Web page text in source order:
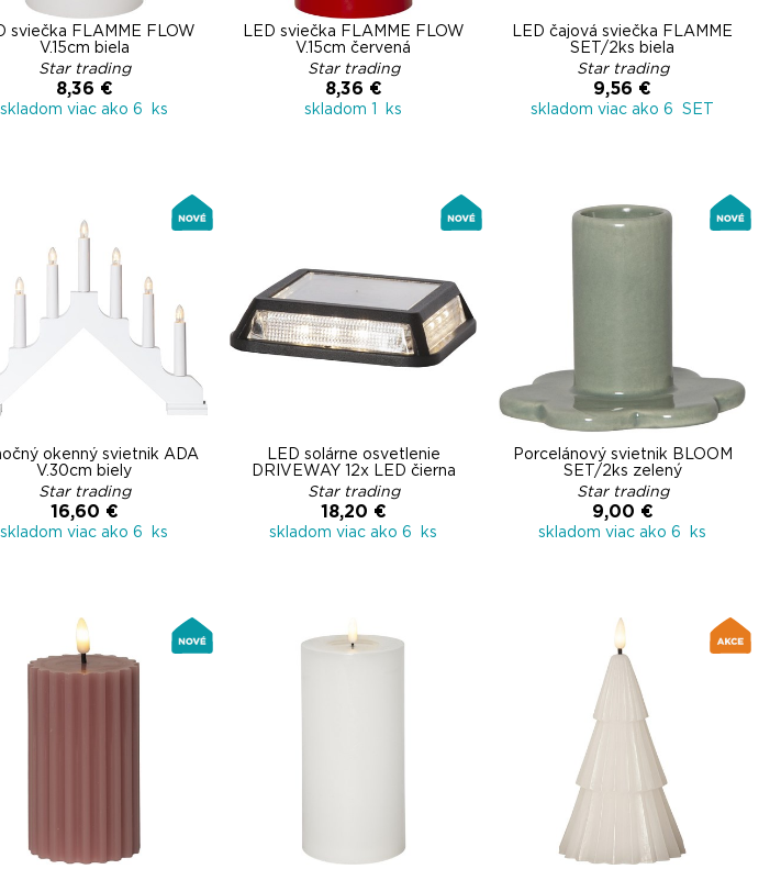
sviečka FLAMME FLOW
V.15cm biela
Star trading
8,36 €
skladom viac ako 6 ks
LED sviečka FLAMME FLOW
V.15cm červená
Star trading
8,36 €
skladom 1 ks
LED čajová sviečka FLAMME
SET/2ks biela
Star trading
9,56 €
skladom viac ako 6 SET
okenný svietnik ADA
V.30cm biely
Star trading
16,60 €
skladom viac ako 6 ks
LED solárne osvetlenie
DRIVEWAY 12x LED čierna
Star trading
18,20 €
skladom viac ako 6 ks
Porcelánový svietnik BLOOM
SET/2ks zelený
Star trading
9,00 €
skladom viac ako 6 ks